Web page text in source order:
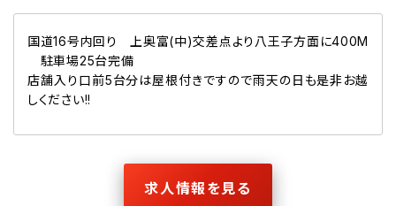
国道16号内回り 上奥富(中)交差点より八王子方面に400M
駐車場25台完備
店舗入り口前5台分は屋根付きですので雨天の日も是非お越
しください!!
求人情報を見る